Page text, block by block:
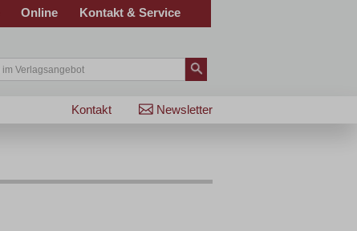
Online Kontakt & Service
Newsletter
Kontakt